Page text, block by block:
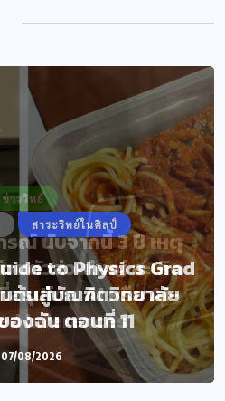
สาระวิทย์ในศิลป์
to Physics Grad
มต้นสู่บัณฑิตวิทยาลัย
งฉัน ตอนที่ 11
07/08/2026